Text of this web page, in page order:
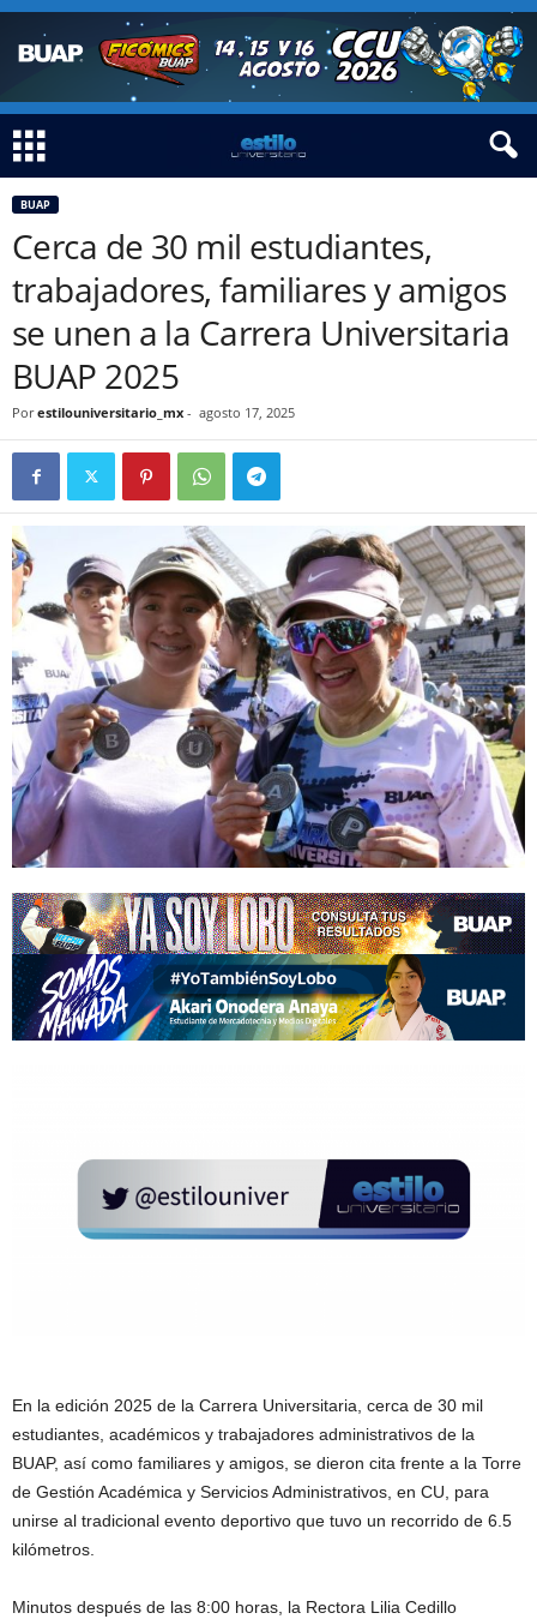
BUAP
Cerca de 30 mil estudiantes,
trabajadores, familiares y amigos
se unen a la Carrera Universitaria
BUAP 2025
Por estilouniversitario_mx - agosto 17, 2025
En la edición 2025 de la Carrera Universitaria, cerca de 30 mil
estudiantes, académicos y trabajadores administrativos de la
BUAP, así como familiares y amigos, se dieron cita frente a la Torre
de Gestión Académica y Servicios Administrativos, en CU, para
unirse al tradicional evento deportivo que tuvo un recorrido de 6.5
kilómetros.
Minutos después de las 8:00 horas, la Rectora Lilia Cedillo